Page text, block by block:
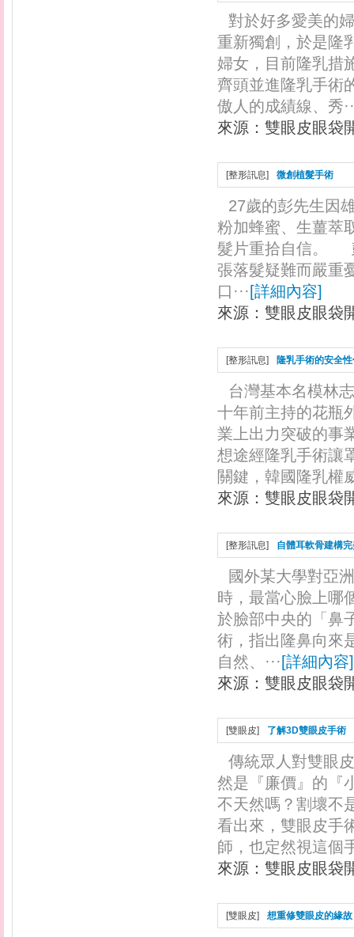
對於好多愛美的
重新獨創，於是隆
婦女，目前隆乳措
齊頭並進隆乳手術
傲人的成績線、秀
來源： 雙眼皮眼袋
[整形訊息] 微創植髮手術
27歲的彭先生因
粉加蜂蜜、生薑萃
髮片重拾自信。
張落髮疑難而嚴重
口··· [詳細內容]
來源： 雙眼皮眼袋
[整形訊息] 隆乳手術的安全
台灣基本名模林
十年前主持的花瓶
業上出力突破的事
想途經隆乳手術讓
關鍵，韓國隆乳權
來源： 雙眼皮眼袋
[整形訊息] 自體耳軟骨建構
國外某大學對亞
時，最當心臉上哪
於臉部中央的「鼻
術，指出隆鼻向
自然、··· [詳細內容]
來源： 雙眼皮眼袋
[雙眼皮] 了解3D雙眼皮手術
傳統眾人對雙眼
然是『廉價』的『
不天然嗎？割壞不
看出來，雙眼皮手
師，也定然視這個
來源： 雙眼皮眼袋
[雙眼皮] 想重修雙眼皮的緣故